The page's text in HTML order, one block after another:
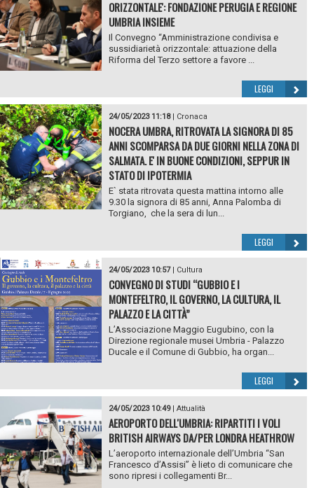
ORIZZONTALE': FONDAZIONE PERUGIA E REGIONE
UMBRIA INSIEME
Il Convegno “Amministrazione condivisa e
sussidiarietà orizzontale: attuazione della
Riforma del Terzo settore a favore ...
LEGGI
24/05/2023 11:18| Cronaca
NOCERA UMBRA, RITROVATA LA SIGNORA DI 85
ANNI SCOMPARSA DA DUE GIORNI NELLA ZONA DI
SALMATA. E' IN BUONE CONDIZIONI, SEPPUR IN
STATO DI IPOTERMIA
E` stata ritrovata questa mattina intorno alle
9.30 la signora di 85 anni, Anna Palomba di
Torgiano, che la sera di lun...
LEGGI
24/05/2023 10:57| Cultura
CONVEGNO DI STUDI “GUBBIO E I
MONTEFELTRO, IL GOVERNO, LA CULTURA, IL
PALAZZO E LA CITTÀ”
L’Associazione Maggio Eugubino, con la
Direzione regionale musei Umbria - Palazzo
Ducale e il Comune di Gubbio, ha organ...
LEGGI
24/05/2023 10:49| Attualità
AEROPORTO DELL'UMBRIA: RIPARTITI I VOLI
BRITISH AIRWAYS DA/PER LONDRA HEATHROW
L’aeroporto internazionale dell’Umbria “San
Francesco d’Assisi” è lieto di comunicare che
sono ripresi i collegamenti Br...